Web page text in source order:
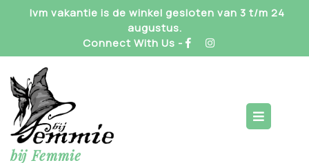
Ivm vakantie is de winkel gesloten van 3 t/m 24
augustus.
Connect With Us -
bij Femmie